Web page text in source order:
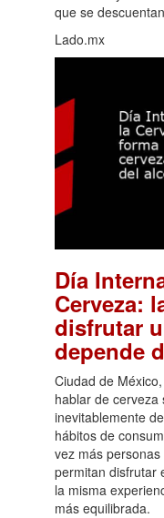
que se
Lado.mx
Día
Cerveza:
disfrutar
depende
Ciudad de
hablar de
inevitablemente
hábitos de
vez más
permitan disfrutar
la misma
más equilibrada.